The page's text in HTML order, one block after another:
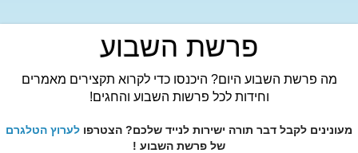
פרשת השבוע
מה פרשת השבוע היום? היכנסו כדי לקרוא תקצירים מאמרים
וחידות לכל פרשות השבוע והחגים!
מעונינים לקבל דבר תורה ישירות לנייד שלכם? הצטרפו לערוץ הטלגרם
של פרשת השבוע !